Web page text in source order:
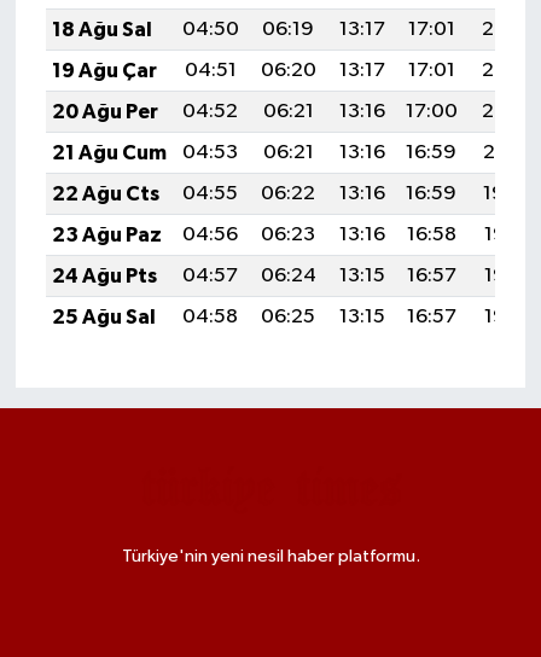
18 Ağu Sal
04:50 06:19 13:17 17:01
20:05
19 Ağu Çar
04:51 06:20 13:17 17:01
20:03
20 Ağu Per
04:52 06:21 13:16 17:00
20:02
21 Ağu Cum
04:53 06:21 13:16 16:59
20:01
22 Ağu Cts
04:55 06:22 13:16 16:59
19:59
23 Ağu Paz
04:56 06:23 13:16 16:58
19:58
24 Ağu Pts
04:57 06:24 13:15 16:57
19:57
25 Ağu Sal
04:58 06:25 13:15 16:57 19:55
Türkiye'nin yeni nesil haber platformu.